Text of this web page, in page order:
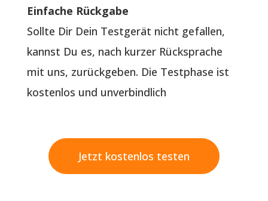
Einfache Rückgabe
Sollte Dir Dein Testgerät nicht gefallen,
kannst Du es, nach kurzer Rücksprache
mit uns, zurückgeben. Die Testphase ist
kostenlos und unverbindlich
Jetzt kostenlos testen